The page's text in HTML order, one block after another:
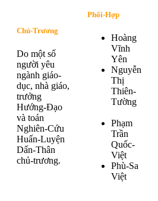
Chủ-Trương
Do một số
người yêu
ngành giáo-
dục, nhà giáo,
trưởng
Hướng-Đạo
và toán
Nghiên-Cứu
Huấn-Luyện
Dấn-Thân
chủ-trương.
Phối-Hợp
Hoàng
Vĩnh
Yên
Nguyễn
Thị
Thiên-
Tường
Phạm
Trần
Quốc-
Việt
Phù-Sa
Việt